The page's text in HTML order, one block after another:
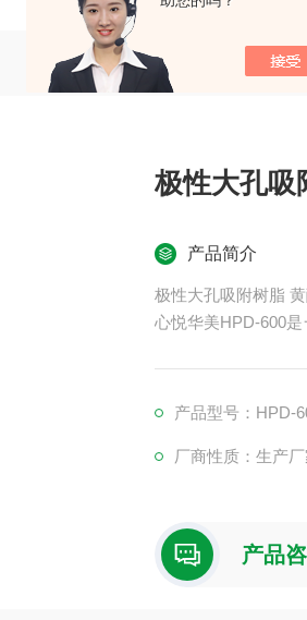
极性大孔吸
产品简介
极性大孔吸附树脂
心悦华美HPD-600
提取用的理想选择。
产品型号：HPD-
厂商性质：生产厂
产品